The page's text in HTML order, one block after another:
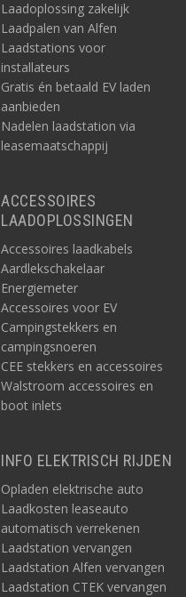
Laadoplossing zakelijk
Laadpalen van Alfen
Laadstations voor
installateurs
Gratis én betaald EV laden
aanbieden
Nadelen laadstation via
leasemaatschappij
ACCESSOIRES
LAADOPLOSSINGEN
Accessoires laadkabels
Aardlekschakelaar
Energiemeter
Accessoires voor EV
Campingstekkers en
campingsnoeren
CEE stekkers en accessoires
Walstroom accessoires en
boot inlets
INFO ELEKTRISCH RIJDEN
Opladen elektrische auto
Laadkosten leaseauto
automatisch verrekenen
Laadstation vervangen
Laadstation Alfen vervangen
Laadstation CTEK vervangen